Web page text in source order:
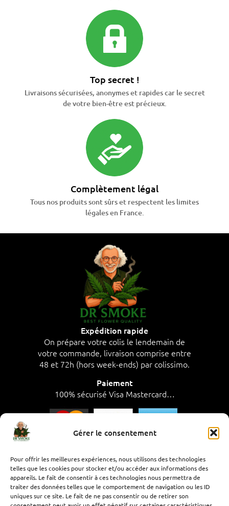
Gérer le consentement
Pour offrir les meilleures expériences, nous utilisons des technologies
telles que les cookies pour stocker et/ou accéder aux informations des
appareils. Le fait de consentir à ces technologies nous permettra de
traiter des données telles que le comportement de navigation ou les ID
uniques sur ce site. Le fait de ne pas consentir ou de retirer son
Top secret !
Livraisons sécurisées, anonymes et rapides car le secret
de votre bien-être est précieux.
Complètement légal
Tous nos produits sont sûrs et respectent les limites
légales en France.
Expédition rapide
On prépare votre colis le lendemain de
votre commande, livraison comprise entre
48 et 72h (hors week-ends) par colissimo.
Paiement
100% sécurisé Visa Mastercard…
SAV à votre écoute, par téléphone de 8h à
17h,
du lundi au vendredi..
Besoin d’aide ? Contactez-nous :